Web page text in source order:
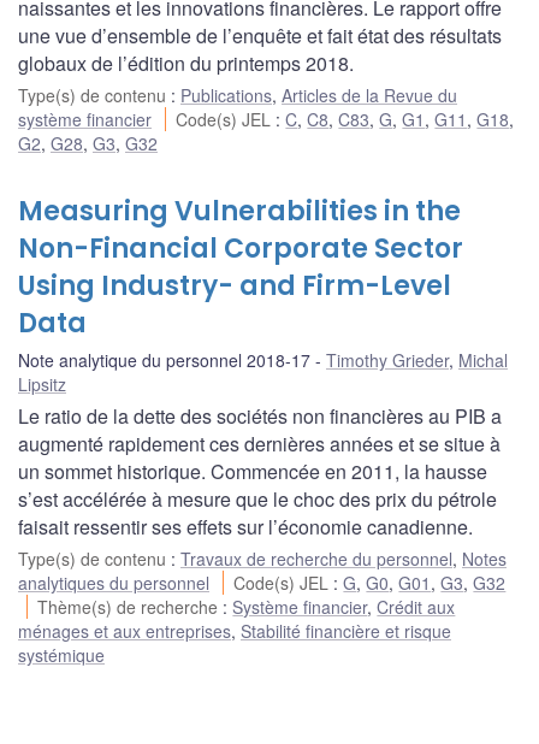
naissantes et les innovations financières. Le rapport offre
une vue d’ensemble de l’enquête et fait état des résultats
globaux de l’édition du printemps 2018.
Type(s) de contenu : Publications, Articles de la Revue du
système financier
Code(s) JEL :C,C8,C83,G,G1 ,G11 ,G18,
G2, G28, G3, G32
Measuring Vulnerabilities in the
Non-Financial Corporate Sector
Using Industry- and Firm-Level
Data
Note analytique du personnel 2018-17 Timothy Grieder, Michal
Lipsitz
Le ratio de la dette des sociétés non financières au PIB a
augmenté rapidement ces dernières années et se situe à
un sommet historique. Commencée en 2011, la hausse
s’est accélérée à mesure que le choc des prix du pétrole
faisait ressentir ses effets sur l’économie canadienne.
Type(s) de contenu : Travaux de recherche du personnel, Notes
analytiques du personnel
Code(s) JEL :G,G0,G01 ,G3,G32
Thème(s) de recherche : Système financier,Crédit aux
ménages et aux entreprises, Stabilité financière et risque
systémique